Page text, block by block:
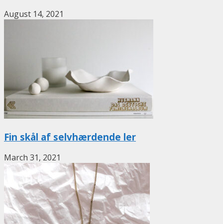
August 14, 2021
Fin skål af selvhærdende ler
March 31, 2021